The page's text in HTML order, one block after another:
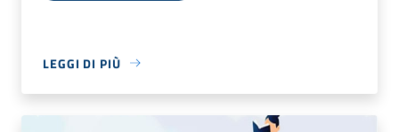
LEGGI DI PIÙ